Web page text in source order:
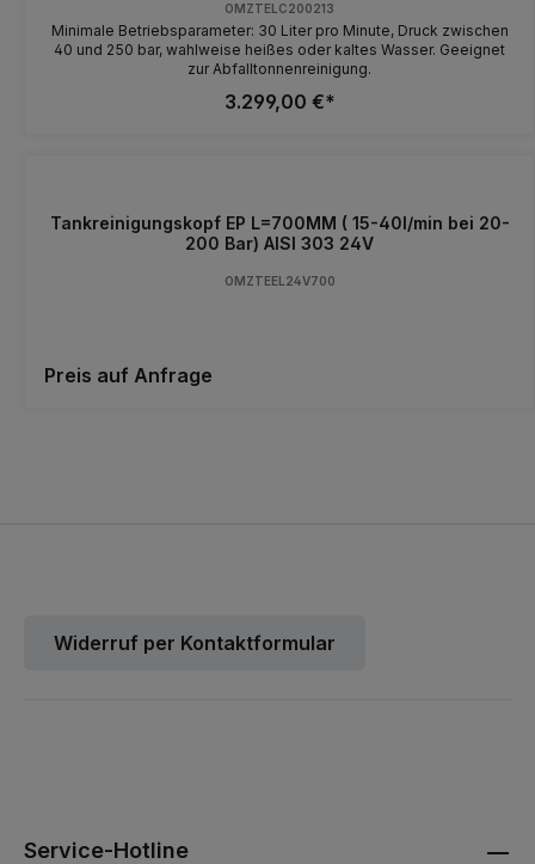
OMZTELC200213
Minimale Betriebsparameter: 30 Liter pro Minute, Druck zwischen
40 und 250 bar, wahlweise heißes oder kaltes Wasser. Geeignet
zur Abfalltonnenreinigung.
3.299,00 €*
Tankreinigungskopf EP L=700MM ( 15-40l/min bei 20-
200 Bar) AISI 303 24V
OMZTEEL24V700
Preis auf Anfrage
Widerruf per Kontaktformular
Service-Hotline